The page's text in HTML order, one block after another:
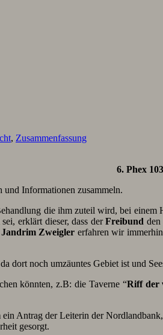
, Zusammenfassung
6. Phex
und Informationen zusammeln.
die ihm zuteil wird, bei
erklärt dieser, dass derFreibund den
Jandrim Zweigler erfahren wir
dort noch umzäuntes Gebiet ist und
könnten, z.B: die Taverne “Riff der
ein Antrag der Leiterin der Nordlandbank,
gesorgt.